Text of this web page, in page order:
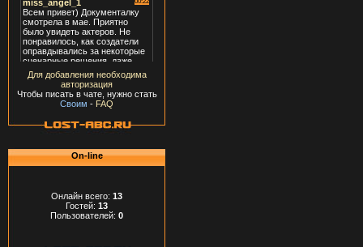
Для добавления необходима
авторизация
Чтобы писать в чате, нужно стать
Своим - FAQ
On-line
Онлайн всего: 13
Гостей: 13
Пользователей: 0